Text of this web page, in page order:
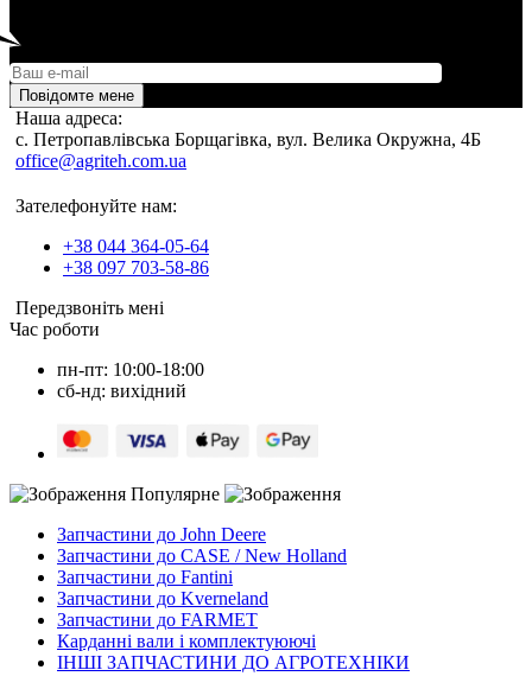
Повідомте мене
Наша адреса:
c. Петропавлівська Борщагівка, вул. Велика Окружна, 4Б
office@agriteh.com.ua
Зателефонуйте нам:
+38 044 364-05-64
+38 097 703-58-86
Передзвоніть мені
Час роботи
пн-пт: 10:00-18:00
сб-нд: вихідний
Популярне
Запчастини до John Deere
Запчастини до CASE / New Holland
Запчастини до Fantini
Запчастини до Kverneland
Запчастини до FARMET
Карданні вали і комплектуюючі
ІНШІ ЗАПЧАСТИНИ ДО АГРОТЕХНІКИ